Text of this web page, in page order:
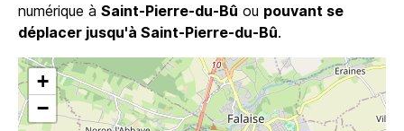
numérique à Saint-Pierre-du-Bû ou pouvant se
déplacer jusqu'à Saint-Pierre-du-Bû.
+
−